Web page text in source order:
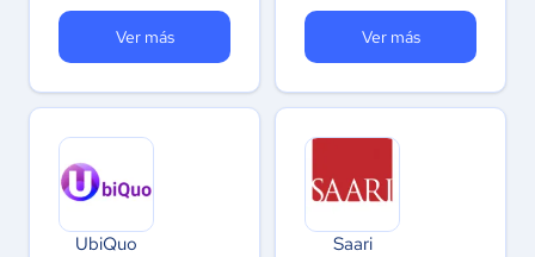
Ver más Ver más
UbiQuo Saari